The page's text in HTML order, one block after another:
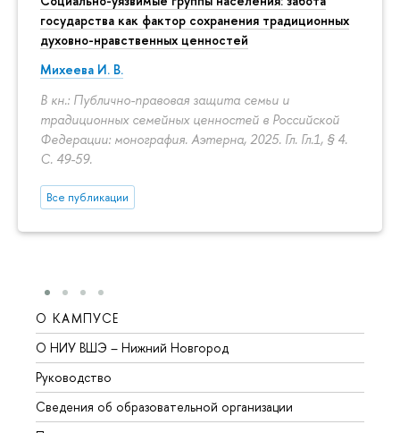
государства как фактор сохранения традиционных
духовно-нравственных ценностей
Михеева И. В.
В кн.: Публично-правовая защита семьи и
традиционных семейных ценностей в Российской
Федерации: монография. Аэтерна, 2025. Гл. Гл.1, § 4.
С. 49-59.
Все публикации
О КАМПУСЕ
О НИУ ВШЭ – Нижний Новгород
Руководство
Сведения об образовательной организации